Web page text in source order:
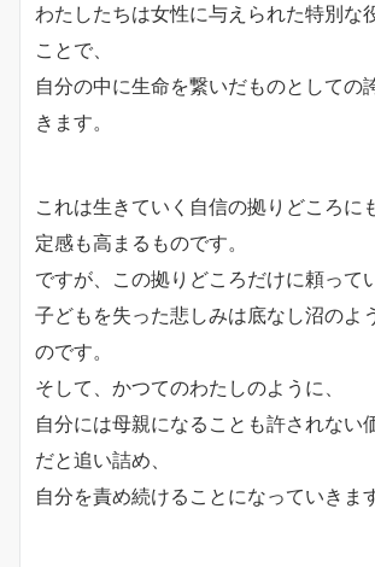
わたしたちは女性に与えられた特別な
ことで、
自分の中に生命を繋いだものとしての
きます。
これは生きていく自信の拠りどころに
定感も高まるものです。
ですが、この拠りどころだけに頼って
子どもを失った悲しみは底なし沼のよ
のです。
そして、かつてのわたしのように、
自分には母親になることも許されない
だと追い詰め、
自分を責め続けることになっていきま